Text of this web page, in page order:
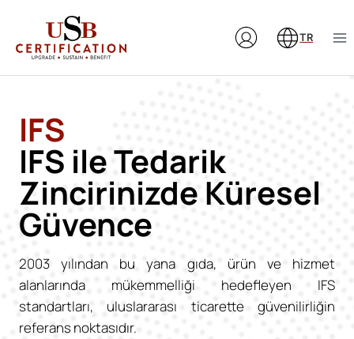
content
TR
IFS
IFS ile Tedarik
Zincirinizde Küresel
Güvence
2003 yılından bu yana gıda, ürün ve hizmet
alanlarında mükemmelliği hedefleyen IFS
standartları, uluslararası ticarette güvenilirliğin
referans noktasıdır.